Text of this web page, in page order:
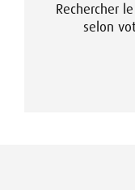
Rechercher
selon